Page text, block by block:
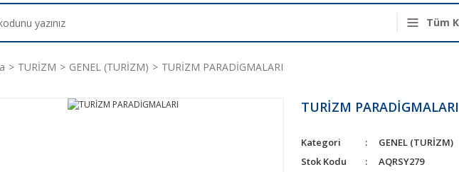
TURİZM GENEL (TURİZM) TURİZM PARADİGMALARI
TURİZM PARADİGMALARI
Kategori
GENEL (TURİZM)
Stok Kodu
AQRSY279